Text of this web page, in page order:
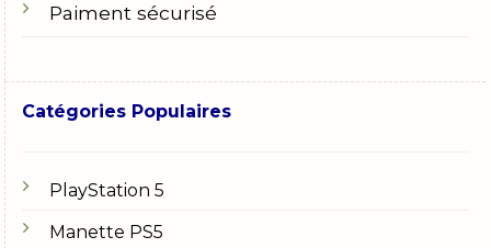
Paiment sécurisé
Catégories Populaires
PlayStation 5
Manette PS5